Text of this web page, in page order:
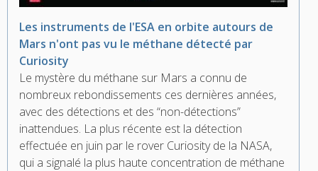
Les instruments de l'ESA en orbite autours de
Mars n'ont pas vu le méthane détecté par
Curiosity
Le mystère du méthane sur Mars a connu de
nombreux rebondissements ces dernières années,
avec des détections et des “non-détections”
inattendues. La plus récente est la détection
effectuée en juin par le rover Curiosity de la NASA,
qui a signalé la plus haute concentration de méthane